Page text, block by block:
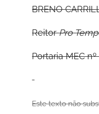
BRENOC
ReitorPro
Portaria MEC
Este texto não